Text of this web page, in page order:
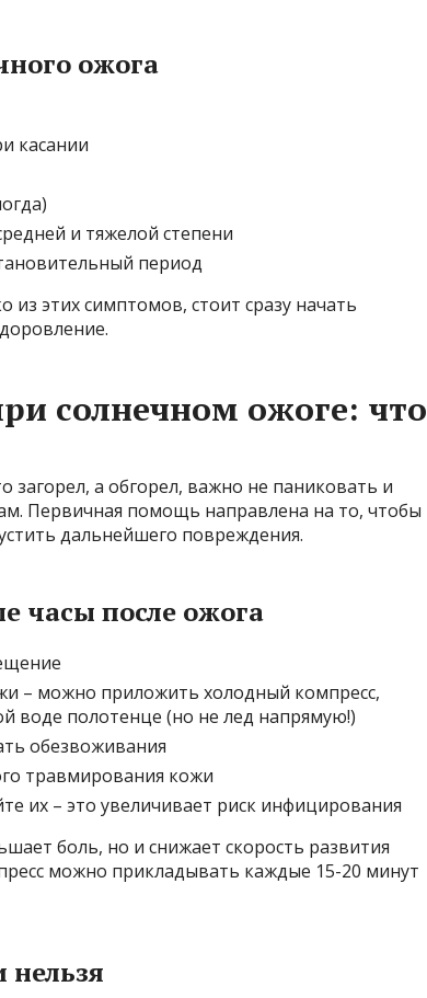
ожога
касании
и тяжелой степени
период
из этих симптомов, стоит сразу начать
солнечном ожоге: что
загорел, а обгорел, важно не паниковать и
Первичная помощь направлена на то, чтобы
дальнейшего повреждения.
часы после ожога
– можно приложить холодный компресс,
воде полотенце (но не лед напрямую!)
обезвоживания
травмирования кожи
их – это увеличивает риск инфицирования
боль, но и снижает скорость развития
можно прикладывать каждые 15-20 минут
нельзя